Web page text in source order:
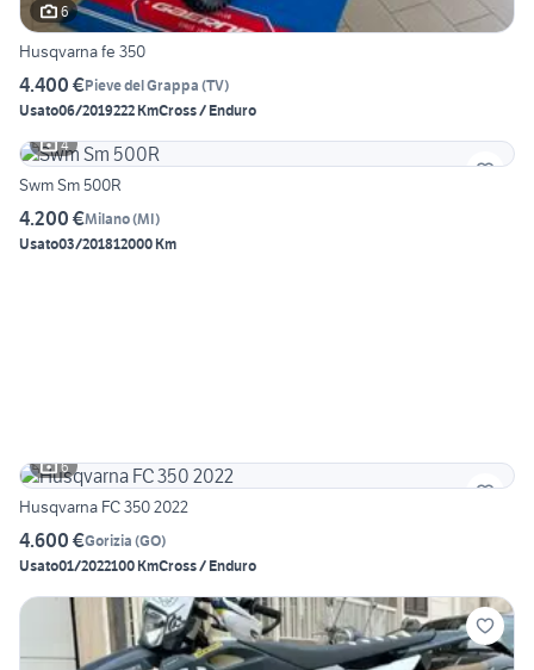
6
Husqvarna fe 350
4.400 €Pieve del Grappa (TV)
Usato06/2019222 KmCross / Enduro
4
Swm Sm 500R
4.200 €Milano(MI)
Usato03/201812000 Km
6
Husqvarna FC 350 2022
4.600 €Gorizia (GO)
Usato01/2022100 KmCross / Enduro